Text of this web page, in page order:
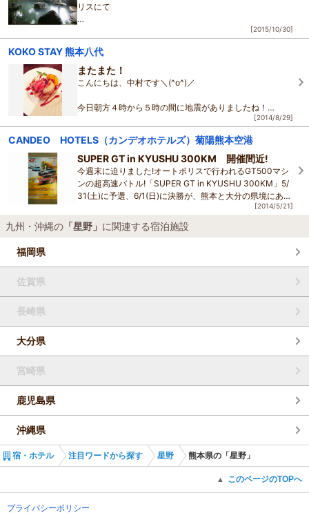
リスにて
『SUPER GT IN KYUSHU 300KM』が開催されます。
国内最高の観客動員を誇るモータースポーツです。
星野 一義、中嶋悟、関谷正徳、片山右京、
[2015/10/30]
KOKO STAY 熊本八代
またまた！
こんにちは、中村です＼(^o^)／
今日朝方４時から５時の間に地震がありましたね！
私は全く気づきませんでした、、、(TдT)！
（ひど
[2014/8/29]
CANDEO HOTELS（カンデオホテルズ）菊陽熊本空港
SUPER GT in KYUSHU 300KM 開催間近!
今週末に迫りました!オートポリスで行われるGT500マシ
ンの超高速バトル!「SUPER GT in KYUSHU 300KM」5/
31(土)に予選、6/1(日)に決勝が、熊本と大分の県境にあり
ますサーキット「オートポリス」にて行われます![2014/5/21]
九州・沖縄の 「星野」 に関連する宿泊施設
福岡県
佐賀県
長崎県
大分県
宮崎県
鹿児島県
沖縄県
宿・ホテル 注目ワードから探す 星野 熊本県の「星野」
▲ このページのTOPへ
プライバシーポリシー